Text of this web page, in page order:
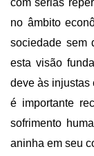
no âmbito
sociedade sem
esta visão
deve às injustas
é importante
sofrimento
aninha em seu